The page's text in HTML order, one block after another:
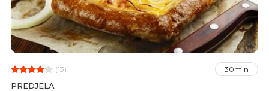
(13) 30min
PREDJELA